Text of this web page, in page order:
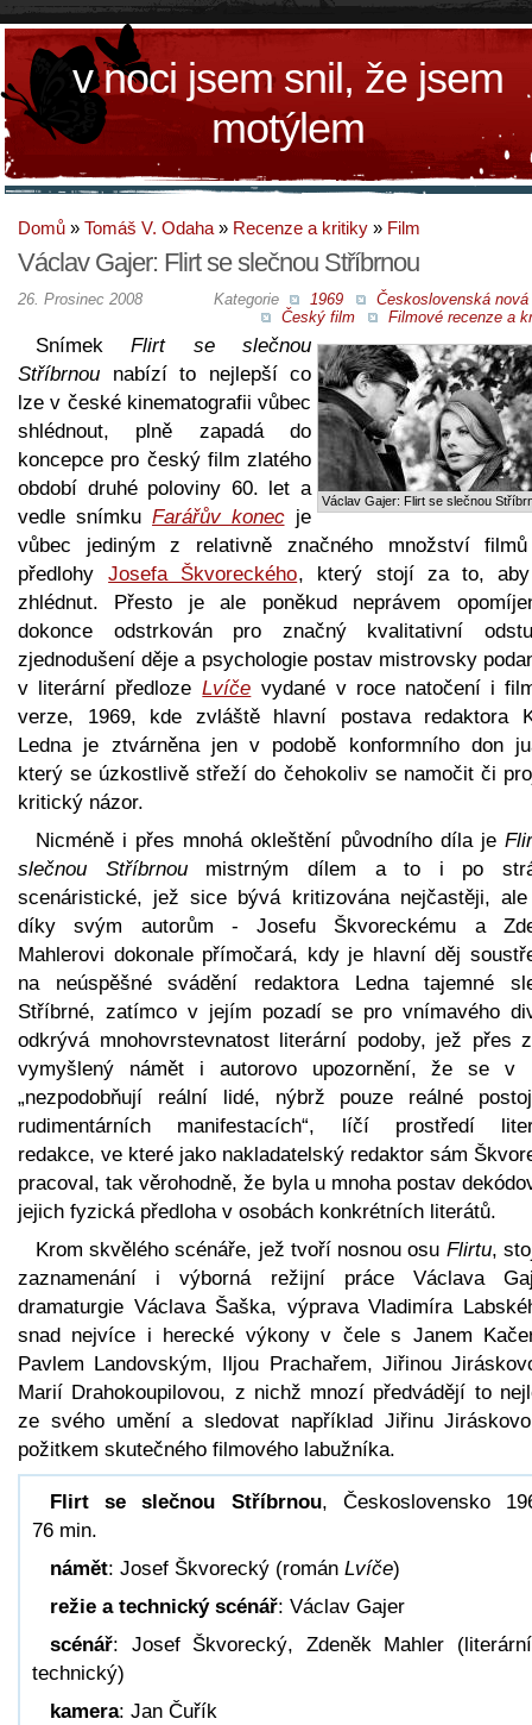
v noci jsem snil, že jsem
motýlem
Domů » Tomáš V. Odaha » Recenze a kritiky » Film
Václav Gajer: Flirt se slečnou Stříbrnou
Kategorie 1969
Československá nová
Český film
Filmové recenze a
26. Prosinec 2008
Václav Gajer: Flirt se slečnou
SnímekFlirt se slečnou
Stříbrnou nabízí to nejlepší co
lze v české kinematografii vůbec
shlédnout, plně zapadá do
koncepce pro český film zlatého
období druhé poloviny 60. let a
vedle snímku Farářův konec je
vůbec jediným z relativně značného množství
předlohy Josefa Škvoreckého, který stojí za to,
zhlédnut. Přesto je ale poněkud neprávem
dokonce odstrkován pro značný kvalitativní
zjednodušení děje a psychologie postav mistrovsky
v literární předloze Lvíče vydané v roce natočení i
verze, 1969, kde zvláště hlavní postava redaktora
Ledna je ztvárněna jen v podobě konformního don
který se úzkostlivě střeží do čehokoliv se namočit či
kritický názor.
Nicméně i přes mnohá okleštění původního díla je
slečnou Stříbrnoumistrným dílem a to i po
scenáristické, jež sice bývá kritizována nejčastěji,
díky svým autorům - Josefu Škvoreckému a
Mahlerovi dokonale přímočará, kdy je hlavní děj
na neúspěšné svádění redaktora Ledna tajemné
Stříbrné, zatímco v jejím pozadí se pro vnímavého
odkrývá mnohovrstevnatost literární podoby, jež přes
vymyšlený námět i autorovo upozornění, že se v
„nezpodobňují reální lidé, nýbrž pouze reálné
rudimentárních manifestacích“, líčí prostředí
redakce, ve které jako nakladatelský redaktor sám
pracoval, tak věrohodně, že byla u mnoha postav
jejich fyzická předloha v osobách konkrétních literátů.
Krom skvělého scénáře, jež tvoří nosnou osu Flirtu,
zaznamenání i výborná režijní práce Václava
dramaturgie Václava Šaška, výprava Vladimíra
snad nejvíce i herecké výkony v čele s Janem
Pavlem Landovským, Iljou Prachařem, Jiřinou
Marií Drahokoupilovou, z nichž mnozí předvádějí to
ze svého umění a sledovat například Jiřinu
požitkem skutečného filmového labužníka.
Flirt se slečnou Stříbrnou, Československo
76 min.
námět: Josef Škvorecký (román Lvíče)
režie a technický scénář: Václav Gajer
scénář: Josef Škvorecký, Zdeněk Mahler
technický)
kamera: Jan Čuřík